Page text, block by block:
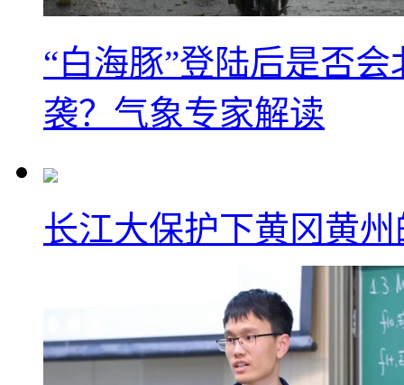
“白海豚”登陆后是否
袭？气象专家解读
长江大保护下黄冈黄